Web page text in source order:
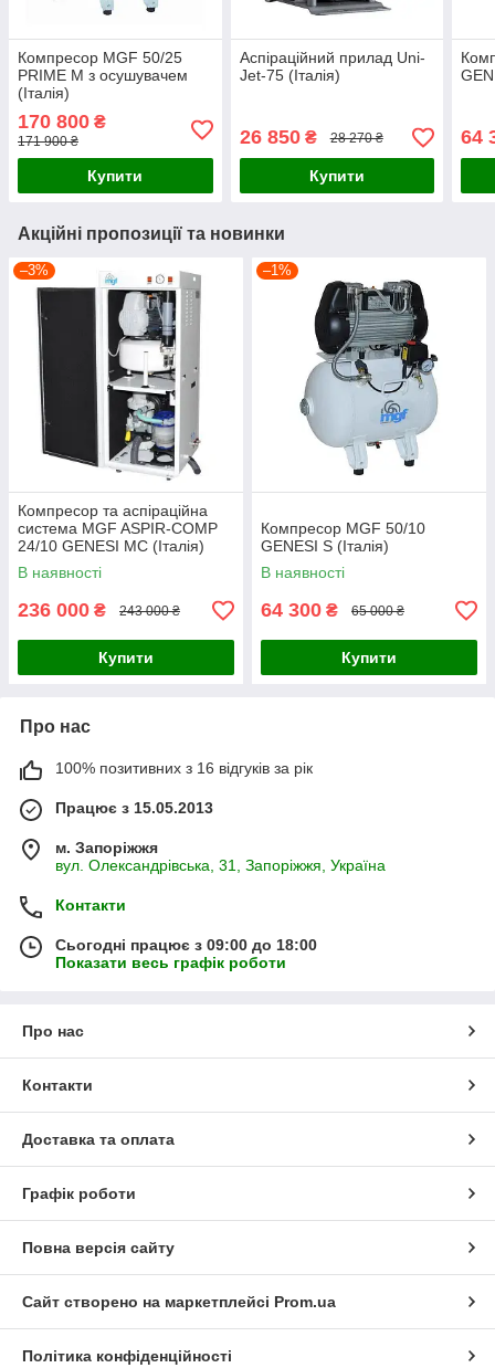
Компресор MGF 50/25
PRIME M з осушувачем
(Італія)
170 800 ₴
171 900 ₴
Купити
Аспіраційний прилад Uni-
Jet-75 (Італія)
26 850₴ 28 270 ₴
Купити
64
Акційні пропозиції та новинки
–3%
Компресор та аспіраційна
система MGF ASPIR-COMP
24/10 GENESI MС (Італія)
В наявності
236 000 ₴ 243 000 ₴
Купити
–1%
Компресор MGF 50/10
GENESI S (Італія)
В наявності
64 300 ₴ 65 000 ₴
Купити
Про нас
100% позитивних з 16 відгуків за рік
Працює з 15.05.2013
м. Запоріжжя
вул. Олександрівська, 31, Запоріжжя, Україна
Контакти
Сьогодні працює з 09:00 до 18:00
Показати весь графік роботи
Про нас
Контакти
Доставка та оплата
Графік роботи
Повна версія сайту
Сайт створено на маркетплейсі Prom.ua
Політика конфіденційності